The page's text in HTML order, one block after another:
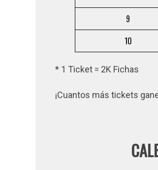
9
10
* 1 Ticket = 2K Fichas
¡Cuantos más tickets